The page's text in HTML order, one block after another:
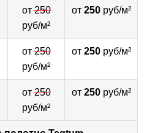
от250
руб/м²
от 250руб/м²
от250
руб/м²
от 250руб/м²
от250
руб/м²
от 250руб/м²